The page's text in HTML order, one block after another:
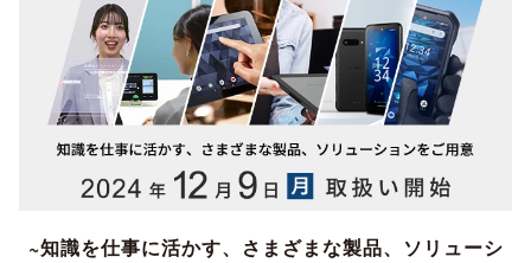
~知識を仕事に活かす、さまざまな製品、ソリューシ